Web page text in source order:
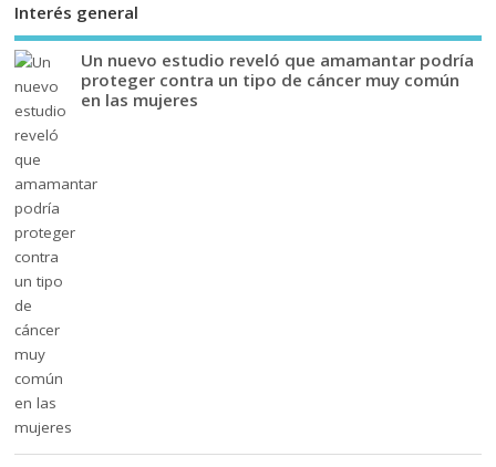
Interés general
Un nuevo estudio reveló que amamantar podría
proteger contra un tipo de cáncer muy común
en las mujeres